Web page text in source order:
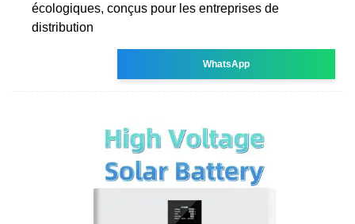
écologiques, conçus pour les entreprises de
distribution
WhatsApp